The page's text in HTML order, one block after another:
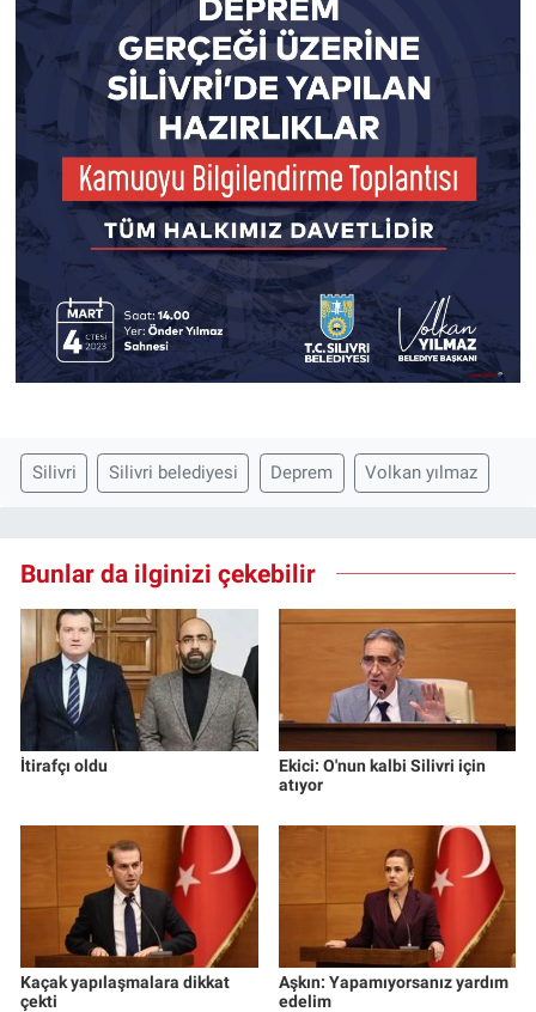
Silivri Silivri belediyesi Deprem Volkan yılmaz
Bunlar da ilginizi çekebilir
İtirafçı oldu
Ekici: O'nun kalbi Silivri için
atıyor
Kaçak yapılaşmalara dikkat
çekti
Aşkın: Yapamıyorsanız yardım
edelim